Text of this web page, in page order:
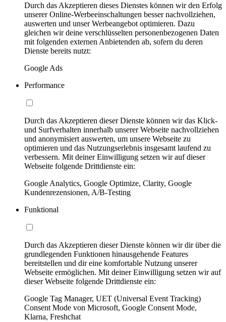
Durch das Akzeptieren dieses Dienstes können wir den Erfolg
unserer Online-Werbeeinschaltungen besser nachvollziehen,
auswerten und unser Werbeangebot optimieren. Dazu
gleichen wir deine verschlüsselten personenbezogenen Daten
mit folgenden externen Anbietenden ab, sofern du deren
Dienste bereits nutzt:
Google Ads
Performance
Durch das Akzeptieren dieser Dienste können wir das Klick-
und Surfverhalten innerhalb unserer Webseite nachvollziehen
und anonymisiert auswerten, um unsere Webseite zu
optimieren und das Nutzungserlebnis insgesamt laufend zu
verbessern. Mit deiner Einwilligung setzen wir auf dieser
Webseite folgende Drittdienste ein:
Google Analytics, Google Optimize, Clarity, Google
Kundenrezensionen, A/B-Testing
Funktional
Durch das Akzeptieren dieser Dienste können wir dir über die
grundlegenden Funktionen hinausgehende Features
bereitstellen und dir eine komfortable Nutzung unserer
Webseite ermöglichen. Mit deiner Einwilligung setzen wir auf
dieser Webseite folgende Drittdienste ein:
Google Tag Manager, UET (Universal Event Tracking)
Consent Mode von Microsoft, Google Consent Mode,
Klarna, Freshchat